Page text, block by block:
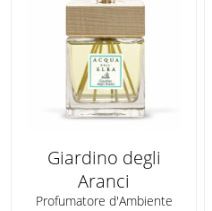
Giardino degli
Aranci
Profumatore d'Ambiente